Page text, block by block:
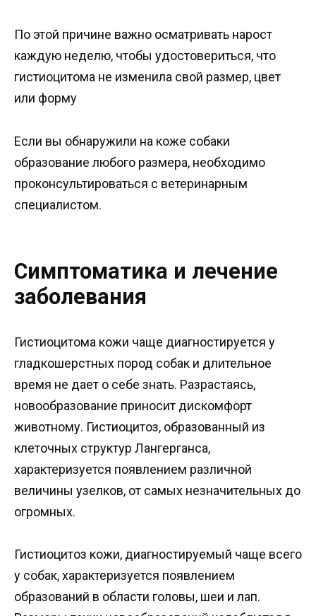
По этой причине важно осматривать нарост
каждую неделю, чтобы удостовериться, что
гистиoцитома не изменила свой размер, цвет
или форму
Если вы обнаружили на коже собаки
образование любого размера, необходимо
проконсультироваться с ветеринарным
специалистом.
Симптоматика и лечение
заболевания
Гистиоцитома кожи чаще диагностируется у
гладкошерстных пород собак и длительное
время не дает о себе знать. Разрастаясь,
новообразование приносит дискомфорт
животному. Гистиоцитоз, образованный из
клеточных структур Лангерганса,
характеризуется появлением различной
величины узелков, от самых незначительных до
огромных.
Гистиоцитоз кожи, диагностируемый чаще всего
у собак, характеризуется появлением
образований в области головы, шеи и лап.